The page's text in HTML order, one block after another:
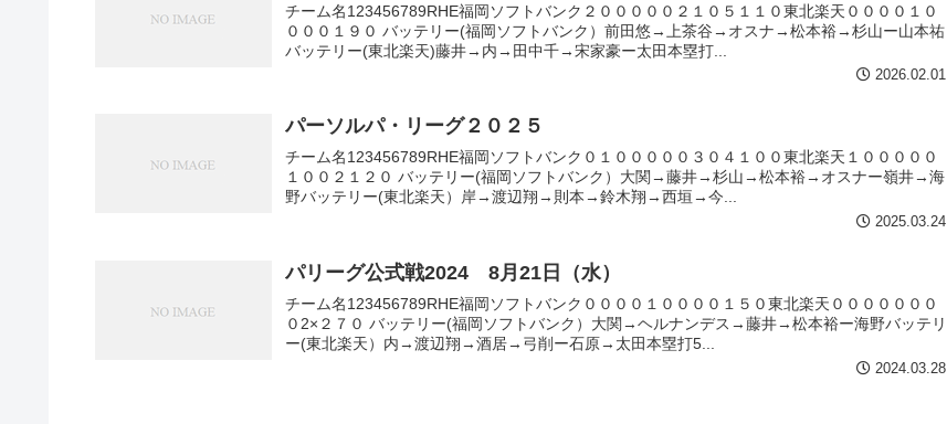
チーム名123456789RHE福岡ソフトバンク２０００００２１０５１１０東北楽天００００１０
０００１９０ バッテリー(福岡ソフトバンク）前田悠→上茶谷→オスナ→松本裕→杉山ー山本祐
バッテリー(東北楽天)藤井→内→田中千→宋家豪ー太田本塁打...
2026.02.01
パーソルパ・リーグ２０２５
チーム名123456789RHE福岡ソフトバンク０１０００００３０４１００東北楽天１０００００
１００２１２０ バッテリー(福岡ソフトバンク）大関→藤井→杉山→松本裕→オスナー嶺井→海
野バッテリー(東北楽天）岸→渡辺翔→則本→鈴木翔→西垣→今...
2025.03.24
パリーグ公式戦2024 8月21日（水）
チーム名123456789RHE福岡ソフトバンク００００１００００１５０東北楽天０００００００
０2×２７０ バッテリー(福岡ソフトバンク）大関→ヘルナンデス→藤井→松本裕ー海野バッテリ
ー(東北楽天）内→渡辺翔→酒居→弓削ー石原→太田本塁打5...
2024.03.28